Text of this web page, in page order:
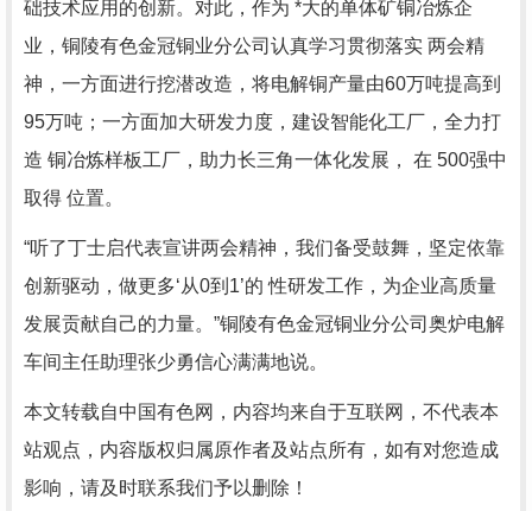
础技术应用的创新。对此，作为 *大的单体矿铜冶炼企
业，铜陵有色金冠铜业分公司认真学习贯彻落实 两会精
神，一方面进行挖潜改造，将电解铜产量由60万吨提高到
95万吨；一方面加大研发力度，建设智能化工厂，全力打
造 铜冶炼样板工厂，助力长三角一体化发展， 在 500强中
取得 位置。
“听了丁士启代表宣讲两会精神，我们备受鼓舞，坚定依靠
创新驱动，做更多‘从0到1’的 性研发工作，为企业高质量
发展贡献自己的力量。”铜陵有色金冠铜业分公司奥炉电解
车间主任助理张少勇信心满满地说。
本文转载自中国有色网，内容均来自于互联网，不代表本
站观点，内容版权归属原作者及站点所有，如有对您造成
影响，请及时联系我们予以删除！